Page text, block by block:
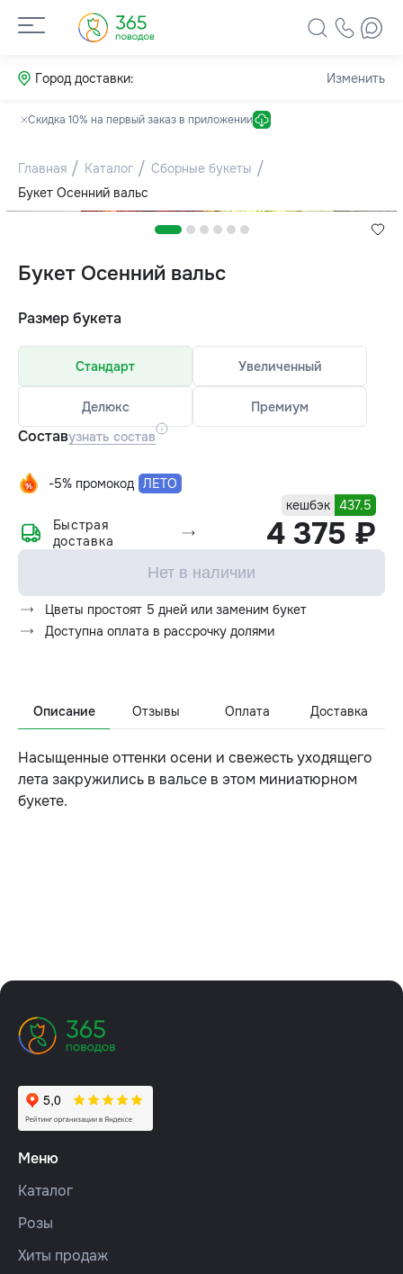
Город доставки: Изменить
Скидка 10% на первый заказ в приложении
Главная Каталог
Сборные букеты
Букет Осенний вальс
Букет Осенний вальс
Размер букета
Стандарт Увеличенный
Делюкс Премиум
Составузнать состав
-5% промокод ЛЕТО
кешбэк 437.5
4 375 ₽
Быстрая
доставка
Нет в наличии
Цветы простоят 5 дней или заменим букет
Доступна оплата в рассрочку долями
Описание Отзывы Оплата Доставка
Насыщенные оттенки осени и свежесть уходящего
лета закружились в вальсе в этом миниатюрном
букете.
Меню
Каталог
Розы
Хиты продаж